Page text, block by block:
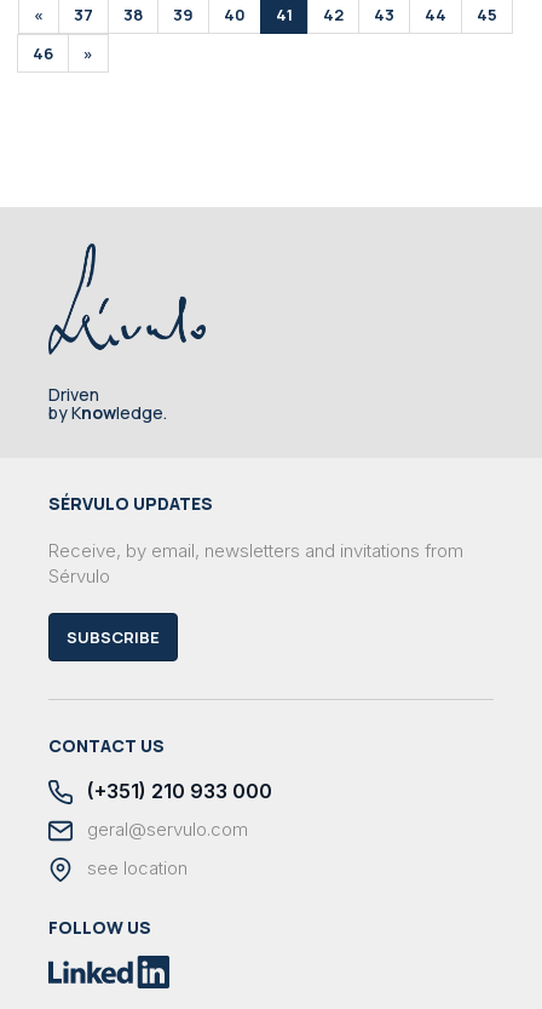
« 37 38 39 40 41 42 43 44
45
46
»
Driven
by Knowledge.
SÉRVULO UPDATES
Receive, by email, newsletters and invitations from
Sérvulo
SUBSCRIBE
CONTACT US
(+351) 210 933 000
geral@servulo.com
see location
FOLLOW US